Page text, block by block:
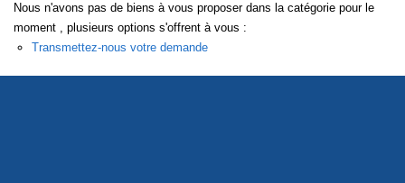
Nous n'avons pas de biens à vous proposer dans la catégorie pour le
moment , plusieurs options s'offrent à vous :
Transmettez-nous votre demande